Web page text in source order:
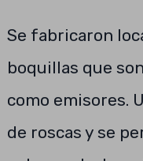
Se fabricaron
boquillas que
como emisores.
de roscas y se